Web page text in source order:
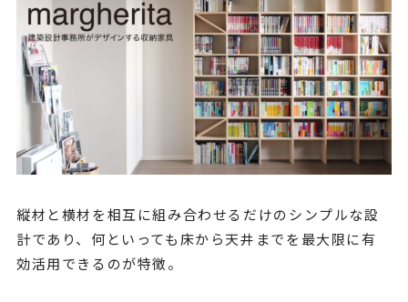
縦材と横材を相互に組み合わせるだけのシンプルな設
計であり、何といっても床から天井までを最大限に有
効活用できるのが特徴。